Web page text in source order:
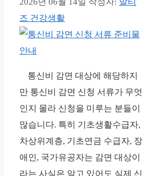
2026년 06월 14일 작성자: 말티
즈 건강생활
통신비 감면 대상에 해당하지
만 통신비 감면 신청 서류가 무엇
인지 몰라 신청을 미루는 분들이
많습니다. 특히 기초생활수급자,
차상위계층, 기초연금 수급자, 장
애인, 국가유공자는 감면 대상이
라는 사실은 알고 있어도 실제 신